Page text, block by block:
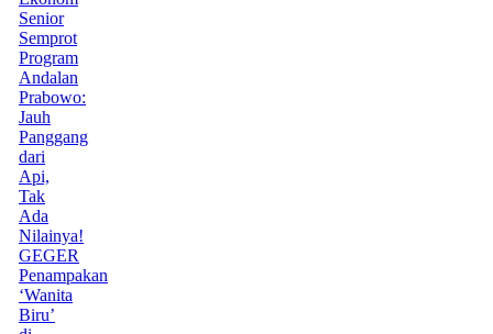
Senior
Semprot
Program
Andalan
Prabowo:
Jauh
Panggang
dari
Api,
Tak
Ada
Nilainya!
GEGER
Penampakan
‘Wanita
Biru’